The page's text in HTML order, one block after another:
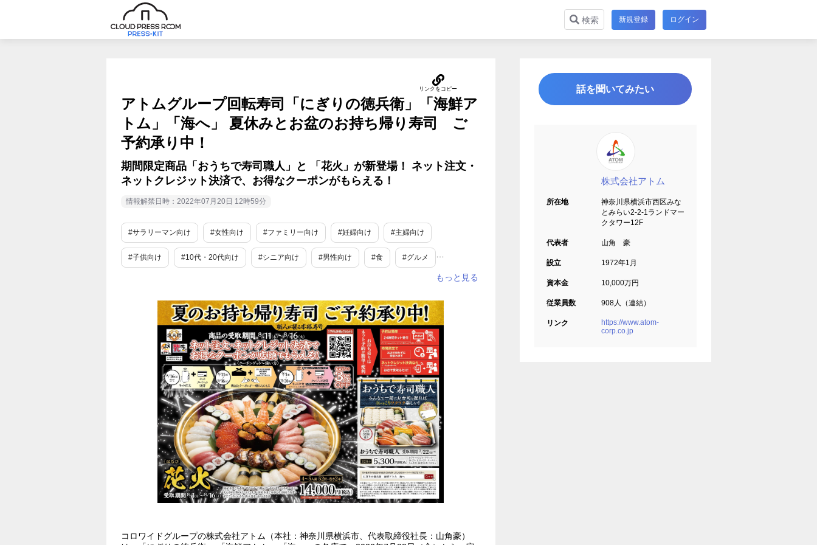
検索 新規登録 ログイン
アトムグループ回転寿司「にぎりの徳兵衛」「海鮮ア
トム」「海へ」 夏休みとお盆のお持ち帰り寿司 ご
予約承り中！
期間限定商品「おうちで寿司職人」と 「花火」が新登場！ ネット注文・
ネットクレジット決済で、お得なクーポンがもらえる！
情報解禁日時：2022年07月20日 12時59分
#サラリーマン向け #女性向け #ファミリー向け #妊婦向け #主婦向け
#子供向け #10代・20代向け #シニア向け #男性向け #食 #グルメ
コロワイドグループの株式会社アトム（本社：神奈川県横浜市、代表取締役社長：山角豪）
話を聞いてみたい
株式会社アトム
所在地
神奈川県横浜市西区みな
とみらい2-2-1ランドマー
クタワー12F
代表者 山角 豪
設立 1972年1月
資本金 10,000万円
従業員数 908人（連結）
リンク
https://www.atom-
corp.co.jp